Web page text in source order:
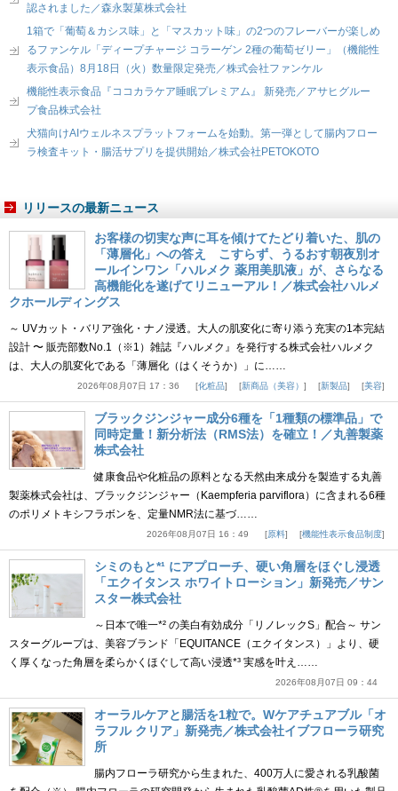
認されました／森永製菓株式会社
1箱で「葡萄＆カシス味」と「マスカット味」の2つのフレーバーが楽しめ
るファンケル「ディープチャージ コラーゲン 2種の葡萄ゼリー」（機能性
表示食品）8月18日（火）数量限定発売／株式会社ファンケル
機能性表示食品『ココカラケア睡眠プレミアム』 新発売／アサヒグルー
プ食品株式会社
犬猫向けAIウェルネスプラットフォームを始動。第一弾として腸内フロー
ラ検査キット・腸活サプリを提供開始／株式会社PETOKOTO
リリースの最新ニュース
お客様の切実な声に耳を傾けてたどり着いた、肌の
「薄層化」への答え こすらず、うるおす朝夜別オ
ールインワン「ハルメク 薬用美肌液」が、さらなる
高機能化を遂げてリニューアル！／株式会社ハルメ
クホールディングス
～ UVカット・バリア強化・ナノ浸透。大人の肌変化に寄り添う充実の1本完結
設計 〜 販売部数No.1（※1）雑誌『ハルメク』を発行する株式会社ハルメク
は、大人の肌変化である「薄層化（はくそうか）」に……
2026年08月07日 17：36 化粧品 新商品（美容） 新製品 美容
ブラックジンジャー成分6種を「1種類の標準品」で
同時定量！新分析法（RMS法）を確立！／丸善製薬
株式会社
健康食品や化粧品の原料となる天然由来成分を製造する丸善
製薬株式会社は、ブラックジンジャー（Kaempferia parviflora）に含まれる6種
のポリメトキシフラボンを、定量NMR法に基づ……
2026年08月07日 16：49 原料 機能性表示食品制度
シミのもと*¹ にアプローチ、硬い角層をほぐし浸透
「エクイタンス ホワイトローション」新発売／サン
スター株式会社
～日本で唯一*² の美白有効成分「リノレックS」配合～ サン
スターグループは、美容ブランド「EQUITANCE（エクイタンス）」より、硬
く厚くなった角層を柔らかくほぐして高い浸透*³ 実感を叶え……
2026年08月07日 09：44
オーラルケアと腸活を1粒で。Wケアチュアブル「オ
ラフル クリア」新発売／株式会社イブフローラ研究
所
腸内フローラ研究から生まれた、400万人に愛される乳酸菌